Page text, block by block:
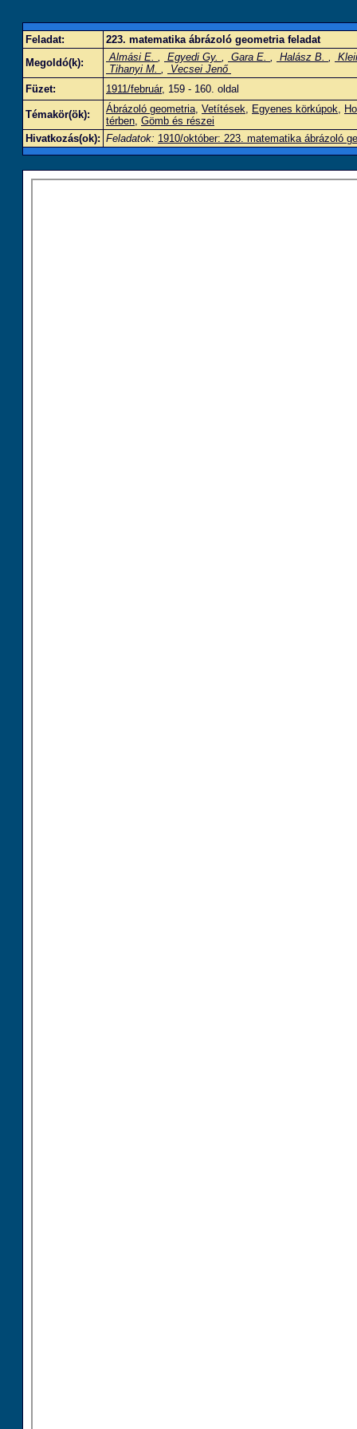
Feladat:
223. matematika ábrázoló geometria feladat
Megoldó(k):
Almási E. , Egyedi Gy. , Gara E. , Halász B. ,
Tihanyi M. ,
Vecsei Jenő
Füzet:
1911/február, 159 - 160. oldal
Témakör(ök): Ábrázoló geometria, Vetítések, Egyenes körkúpok,
térben, Gömb és részei
Hivatkozás(ok): Feladatok: 1910/október: 223. matematika ábrázoló